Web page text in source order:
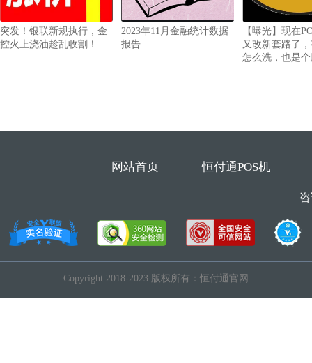
突发！银联新规执行，金
控火上浇油趁乱收割！
2023年11月金融统计数据
报告
【曝光】现在
又改新套路了
怎么洗，也是
网站首页 恒付通POS机
Copyright 2018-2023 版权所有：恒付通官网